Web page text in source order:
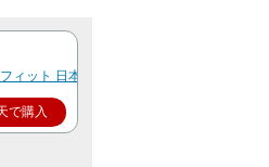
ィット 日本総代理店元 ブルブル 振動 マ
で購入